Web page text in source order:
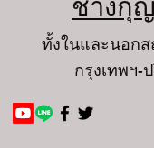
ช่างกุ
ทั้งในและนอก
กรุงเทพฯ